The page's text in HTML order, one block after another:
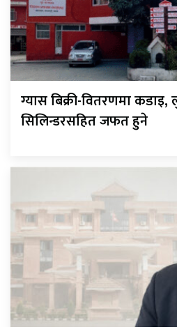
ग्यास बिक्री-वितरणमा कडाइ,
सिलिन्डरसहित जफत हुने